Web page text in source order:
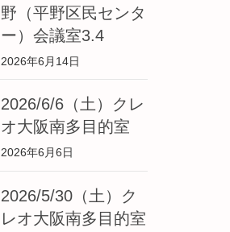
野（平野区民センタ
ー）会議室3.4
2026年6月14日
2026/6/6（土）クレ
オ大阪南多目的室
2026年6月6日
2026/5/30（土）ク
レオ大阪南多目的室